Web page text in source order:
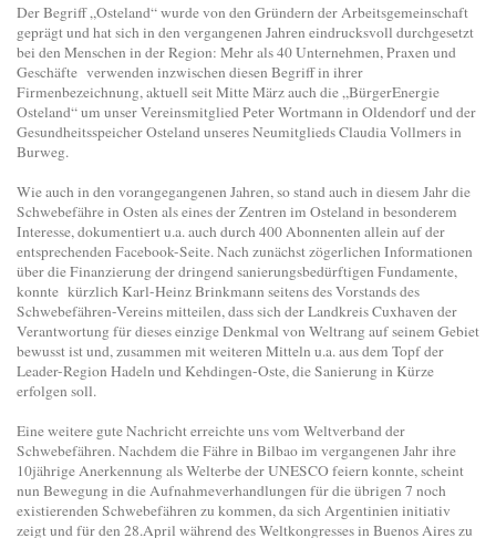
Der Begriff „Osteland“ wurde von den Gründern der Arbeitsgemeinschaft
geprägt und hat sich in den vergangenen Jahren eindrucksvoll durchgesetzt
bei den Menschen in der Region: Mehr als 40 Unternehmen, Praxen und
Geschäfte verwenden inzwischen diesen Begriff in ihrer
Firmenbezeichnung, aktuell seit Mitte März auch die „BürgerEnergie
Osteland“ um unser Vereinsmitglied Peter Wortmann in Oldendorf und der
Gesundheitsspeicher Osteland unseres Neumitglieds Claudia Vollmers in
Burweg.
Wie auch in den vorangegangenen Jahren, so stand auch in diesem Jahr die
Schwebefähre in Osten als eines der Zentren im Osteland in besonderem
Interesse, dokumentiert u.a. auch durch 400 Abonnenten allein auf der
entsprechenden Facebook-Seite. Nach zunächst zögerlichen Informationen
über die Finanzierung der dringend sanierungsbedürftigen Fundamente,
konnte kürzlich Karl-Heinz Brinkmann seitens des Vorstands des
Schwebefähren-Vereins mitteilen, dass sich der Landkreis Cuxhaven der
Verantwortung für dieses einzige Denkmal von Weltrang auf seinem Gebiet
bewusst ist und, zusammen mit weiteren Mitteln u.a. aus dem Topf der
Leader-Region Hadeln und Kehdingen-Oste, die Sanierung in Kürze
erfolgen soll.
Eine weitere gute Nachricht erreichte uns vom Weltverband der
Schwebefähren. Nachdem die Fähre in Bilbao im vergangenen Jahr ihre
10jährige Anerkennung als Welterbe der UNESCO feiern konnte, scheint
nun Bewegung in die Aufnahmeverhandlungen für die übrigen 7 noch
existierenden Schwebefähren zu kommen, da sich Argentinien initiativ
zeigt und für den 28.April während des Weltkongresses in Buenos Aires zu